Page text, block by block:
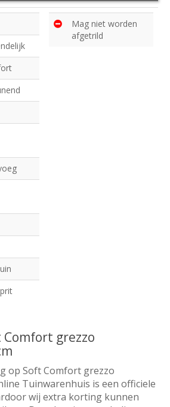
Mag niet worden
afgetrild
grezzo
op Soft Comfort grezzo
Tuinwarenhuis is een officiele
wij extra korting kunnen